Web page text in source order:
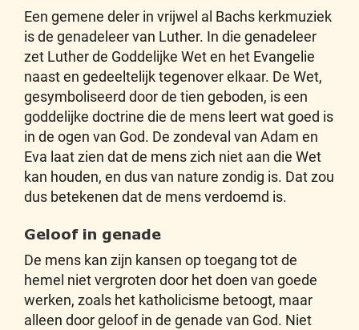
Een gemene deler in vrijwel al Bachs kerkmuziek
is de genadeleer van Luther. In die genadeleer
zet Luther de Goddelijke Wet en het Evangelie
naast en gedeeltelijk tegenover elkaar. De Wet,
gesymboliseerd door de tien geboden, is een
goddelijke doctrine die de mens leert wat goed is
in de ogen van God. De zondeval van Adam en
Eva laat zien dat de mens zich niet aan die Wet
kan houden, en dus van nature zondig is. Dat zou
dus betekenen dat de mens verdoemd is.
Geloof in genade
De mens kan zijn kansen op toegang tot de
hemel niet vergroten door het doen van goede
werken, zoals het katholicisme betoogt, maar
alleen door geloof in de genade van God. Niet